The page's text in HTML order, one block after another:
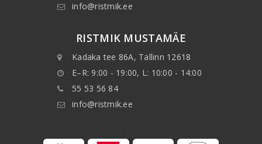
info@ristmik.ee
RISTMIK MUSTAMÄE
Kadaka tee 86A, Tallinn 12618
E–R: 9:00 - 19:00, L: 10:00 - 14:00
55 53 56 84
info@ristmik.ee